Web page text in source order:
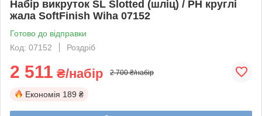
Набір викруток SL Slotted (шліц) / PH круглі
жала SoftFinish Wiha 07152
Готово до відправки
Код: 07152
Роздріб
2 511 ₴/набір 2 700 ₴/набір
Економія 189 ₴